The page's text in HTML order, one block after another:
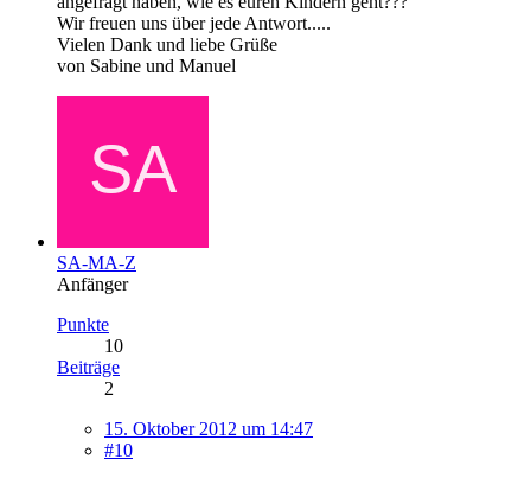
Wir freuen uns über jede Antwort.....
Vielen Dank und liebe Grüße
von Sabine und Manuel
SA-MA-Z
Anfänger
Punkte
10
Beiträge
2
15. Oktober 2012 um 14:47
#10